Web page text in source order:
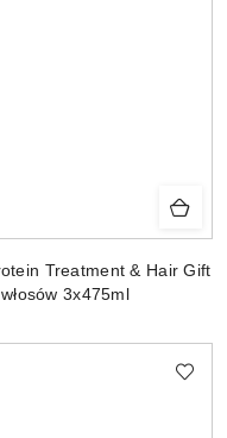
Treatment & Hair Gift
3x475ml